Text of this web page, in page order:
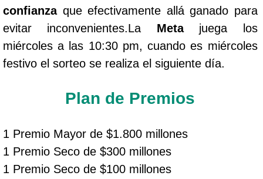
confianzaque efectivamente allá ganado para
evitar inconvenientes.La Metajuega los
miércoles a las 10:30 pm, cuando es miércoles
festivo el sorteo se realiza el siguiente día.
Plan de Premios
1 Premio Mayor de $1.800 millones
1 Premio Seco de $300 millones
1 Premio Seco de $100 millones